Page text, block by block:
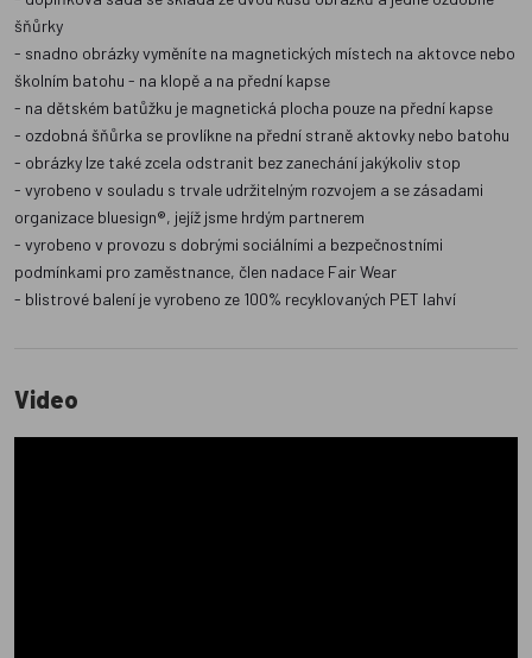
šňůrky
- snadno obrázky vyměníte na magnetických místech na aktovce nebo
školním batohu - na klopě a na přední kapse
- na dětském batůžku je magnetická plocha pouze na přední kapse
- ozdobná šňůrka se provlíkne na přední straně aktovky nebo batohu
- obrázky lze také zcela odstranit bez zanechání jakýkoliv stop
- vyrobeno v souladu s trvale udržitelným rozvojem a se zásadami
organizace bluesign®, jejíž jsme hrdým partnerem
- vyrobeno v provozu s dobrými sociálními a bezpečnostními
podmínkami pro zaměstnance, člen nadace Fair Wear
- blistrové balení je vyrobeno ze 100% recyklovaných PET lahví
Video